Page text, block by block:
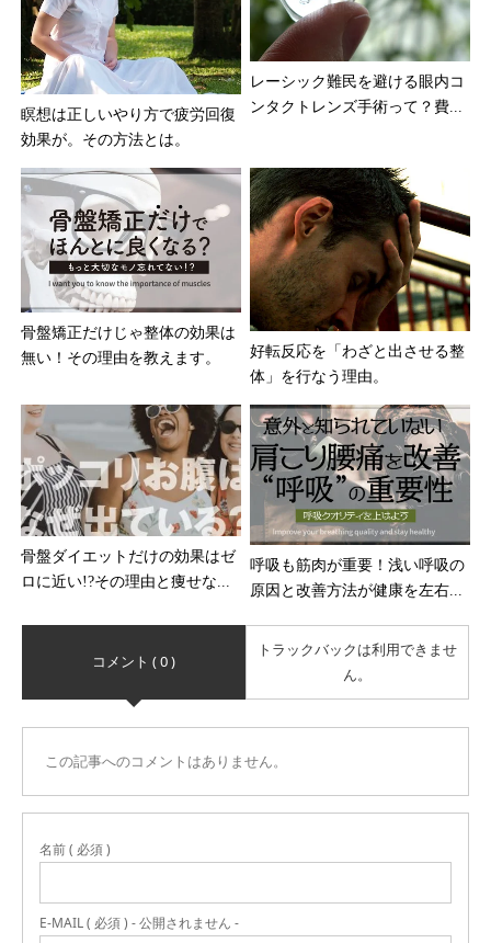
瞑想は正しいやり方で疲労回復
効果が。その方法とは。
レーシック難民を避ける眼内コ
ンタクトレンズ手術って？費...
骨盤矯正だけじゃ整体の効果は
無い！その理由を教えます。
好転反応を「わざと出させる整
体」を行なう理由。
骨盤ダイエットだけの効果はゼ
ロに近い!?その理由と痩せな...
呼吸も筋肉が重要！浅い呼吸の
原因と改善方法が健康を左右...
コメント ( 0 )
トラックバックは利用できませ
ん。
この記事へのコメントはありません。
名前 ( 必須 )
E-MAIL ( 必須 ) - 公開されません -